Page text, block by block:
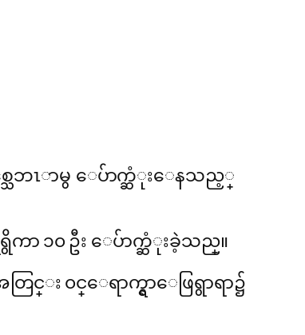
သေဘၤာမွ ေပ်ာက္ဆံုးေနသည့္
ကာ ၁၀ ဦး ေပ်ာက္ဆံုးခဲ့သည္။
ြင္း ၀င္ေရာက္ရွာေဖြရွာရာ၌